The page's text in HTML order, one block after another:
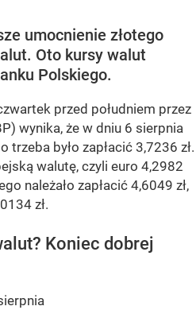
umocnienie złotego
Oto kursy walut
Polskiego.
przed południem przez
wynika, że w dniu 6 sierpnia
trzeba było zapłacić 3,7236 zł.
walutę, czyli euro 4,2982
należało zapłacić 4,6049 zł,
zł.
Koniec dobrej